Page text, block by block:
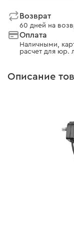
Возврат
60 дней на
Оплата
Наличными,
расчет для юр.
Описание